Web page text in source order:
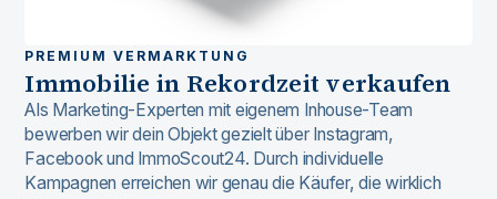
PREMIUM VERMARKTUNG
Immobilie in Rekordzeit verkaufen
Als Marketing-Experten mit eigenem Inhouse-Team
bewerben wir dein Objekt gezielt über Instagram,
Facebook und ImmoScout24. Durch individuelle
Kampagnen erreichen wir genau die Käufer, die wirklich